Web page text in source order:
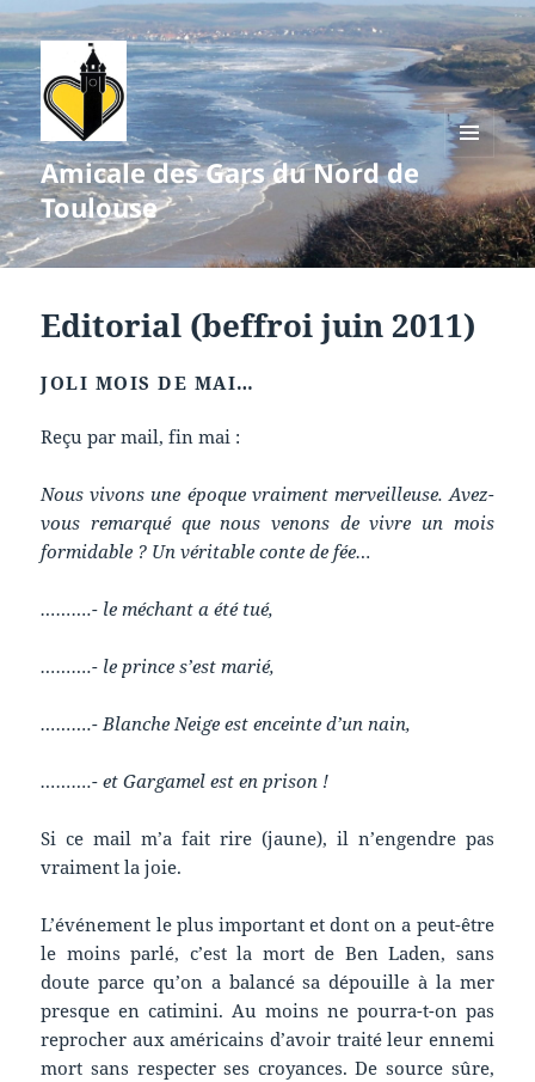
Amicale des Gars du Nord de
Toulouse
MENU
WIDGETS
Editorial (beffroi juin 2011)
JOLI MOIS DE MAI…
Reçu par mail, fin mai :
Nous vivons une époque vraiment merveilleuse. Avez-
vous remarqué que nous venons de vivre un mois
formidable ? Un véritable conte de fée…
……….- le méchant a été tué,
……….- le prince s’est marié,
……….- Blanche Neige est enceinte d’un nain,
……….- et Gargamel est en prison !
Si ce mail m’a fait rire (jaune), il n’engendre pas
vraiment la joie.
L’événement le plus important et dont on a peut-être
le moins parlé, c’est la mort de Ben Laden, sans
doute parce qu’on a balancé sa dépouille à la mer
presque en catimini. Au moins ne pourra-t-on pas
reprocher aux américains d’avoir traité leur ennemi
mort sans respecter ses croyances. De source sûre,